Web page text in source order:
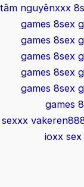
tâm nguyênxxx
games 8sex
games 8sex
games 8sex
games 8sex
games 8sex
games
sexxx
ioxx